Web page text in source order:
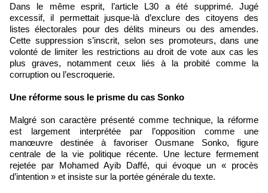
Dans le même esprit, l’article L30 a été supprimé. Jugé
excessif, il permettait jusque-là d’exclure des citoyens des
listes électorales pour des délits mineurs ou des amendes.
Cette suppression s’inscrit, selon ses promoteurs, dans une
volonté de limiter les restrictions au droit de vote aux cas les
plus graves, notamment ceux liés à la probité comme la
corruption ou l’escroquerie.
Une réforme sous le prisme du cas Sonko
Malgré son caractère présenté comme technique, la réforme
est largement interprétée par l’opposition comme une
manœuvre destinée à favoriser Ousmane Sonko, figure
centrale de la vie politique récente. Une lecture fermement
rejetée par Mohamed Ayib Daffé, qui évoque un « procès
d’intention » et insiste sur la portée générale du texte.